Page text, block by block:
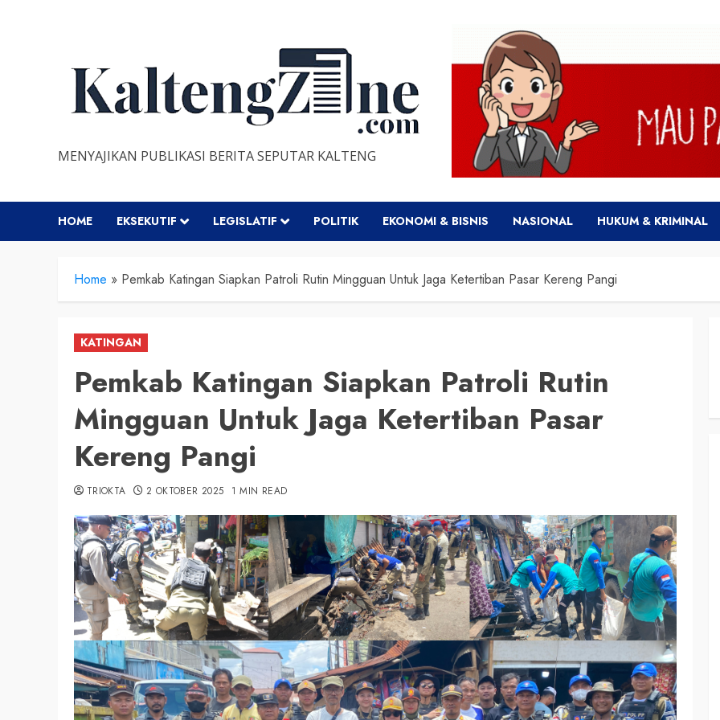
MENYAJIKAN PUBLIKASI BERITA SEPUTAR KALTENG
HOME EKSEKUTIF LEGISLATIF POLITIK EKONOMI & BISNIS NASIONAL HUKUM & KRIMINAL
Home » Pemkab Katingan Siapkan Patroli Rutin Mingguan Untuk Jaga Ketertiban Pasar Kereng Pangi
KATINGAN
Pemkab Katingan Siapkan Patroli Rutin
Mingguan Untuk Jaga Ketertiban Pasar
Kereng Pangi
TRIOKTA 2 OKTOBER 2025 1 MIN READ